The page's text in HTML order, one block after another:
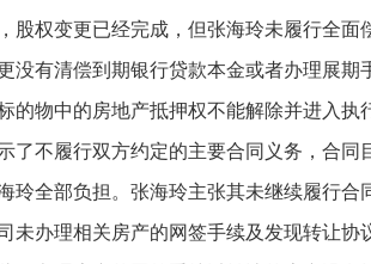
股权变更已经完成，但张海玲未履行全面
没有清偿到期银行贷款本金或者办理展期
的物中的房地产抵押权不能解除并进入执
了不履行双方约定的主要合同义务，合同
玲全部负担。张海玲主张其未继续履行合
未办理相关房产的网签手续及发现转让协